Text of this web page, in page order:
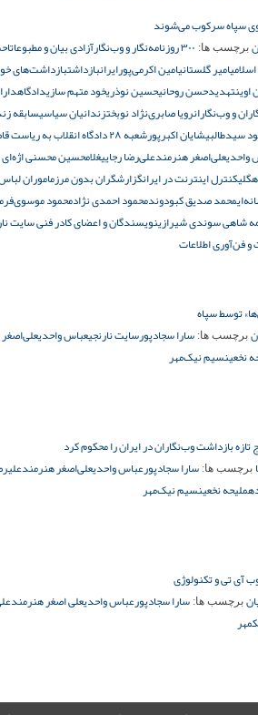
سپاه سرکوب می‌شوند
برچسب ها: ۳۰۰ روزنامه‌نگار و وب‌نگار آزادی بیان و مطبوعات
امیر گلستانیامین اکرمی‌پورایرانبازداشتبازداشت‌های
اوینتهدیدحسن روحانیحسین نوذریخود متهم سازیدادگاه
و وب‌نگارانرویا صابری‌نژاد نوبختزندانیان سیاسیسابقه
سیدطالبیشایان اکبرپور
شعبه ۲۸ دادگاه انقلاب به
واحدیعلی‌اصغر هنرمندعلی‌رضا رجاییغلامحسین محسنی
کنترل اینترنت در ایرانگزارشگران بدون مرزماموران
محمد صدیق کبودوندمحمود احمدی نژادمحمود موسوی‌فر
شاهی سوندی شیرازینویسندگان و اعضای کادر فنی سایت
و فن‌آوری اطلاعات
توسط سپاه
برچسب ها: سارا سجادپورسایت نارنجیعباس واحدیعلی‌اصغر
نخعینسیم نیک‌مهر
بازداشت وب‌نگاران در ایران را محکوم کرد
برچسب ها: سارا سجادپورعباس واحدیعلی‌اصغر هنرمند
ملیحه نخعینسیم نیک‌مهر
آی تی و تکنولوژی
برچسب ها: سارا سجادپورعباس واحدیعلی اصغر هنرمند